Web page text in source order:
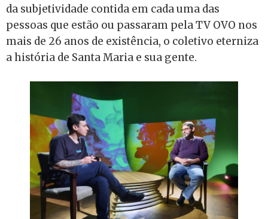
da subjetividade contida em cada uma das
pessoas que estão ou passaram pela TV OVO nos
mais de 26 anos de existência, o coletivo eterniza
a história de Santa Maria e sua gente.